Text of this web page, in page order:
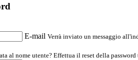
E-mail Verrà inviato un messaggio
al nome utente? Effettua il reset della